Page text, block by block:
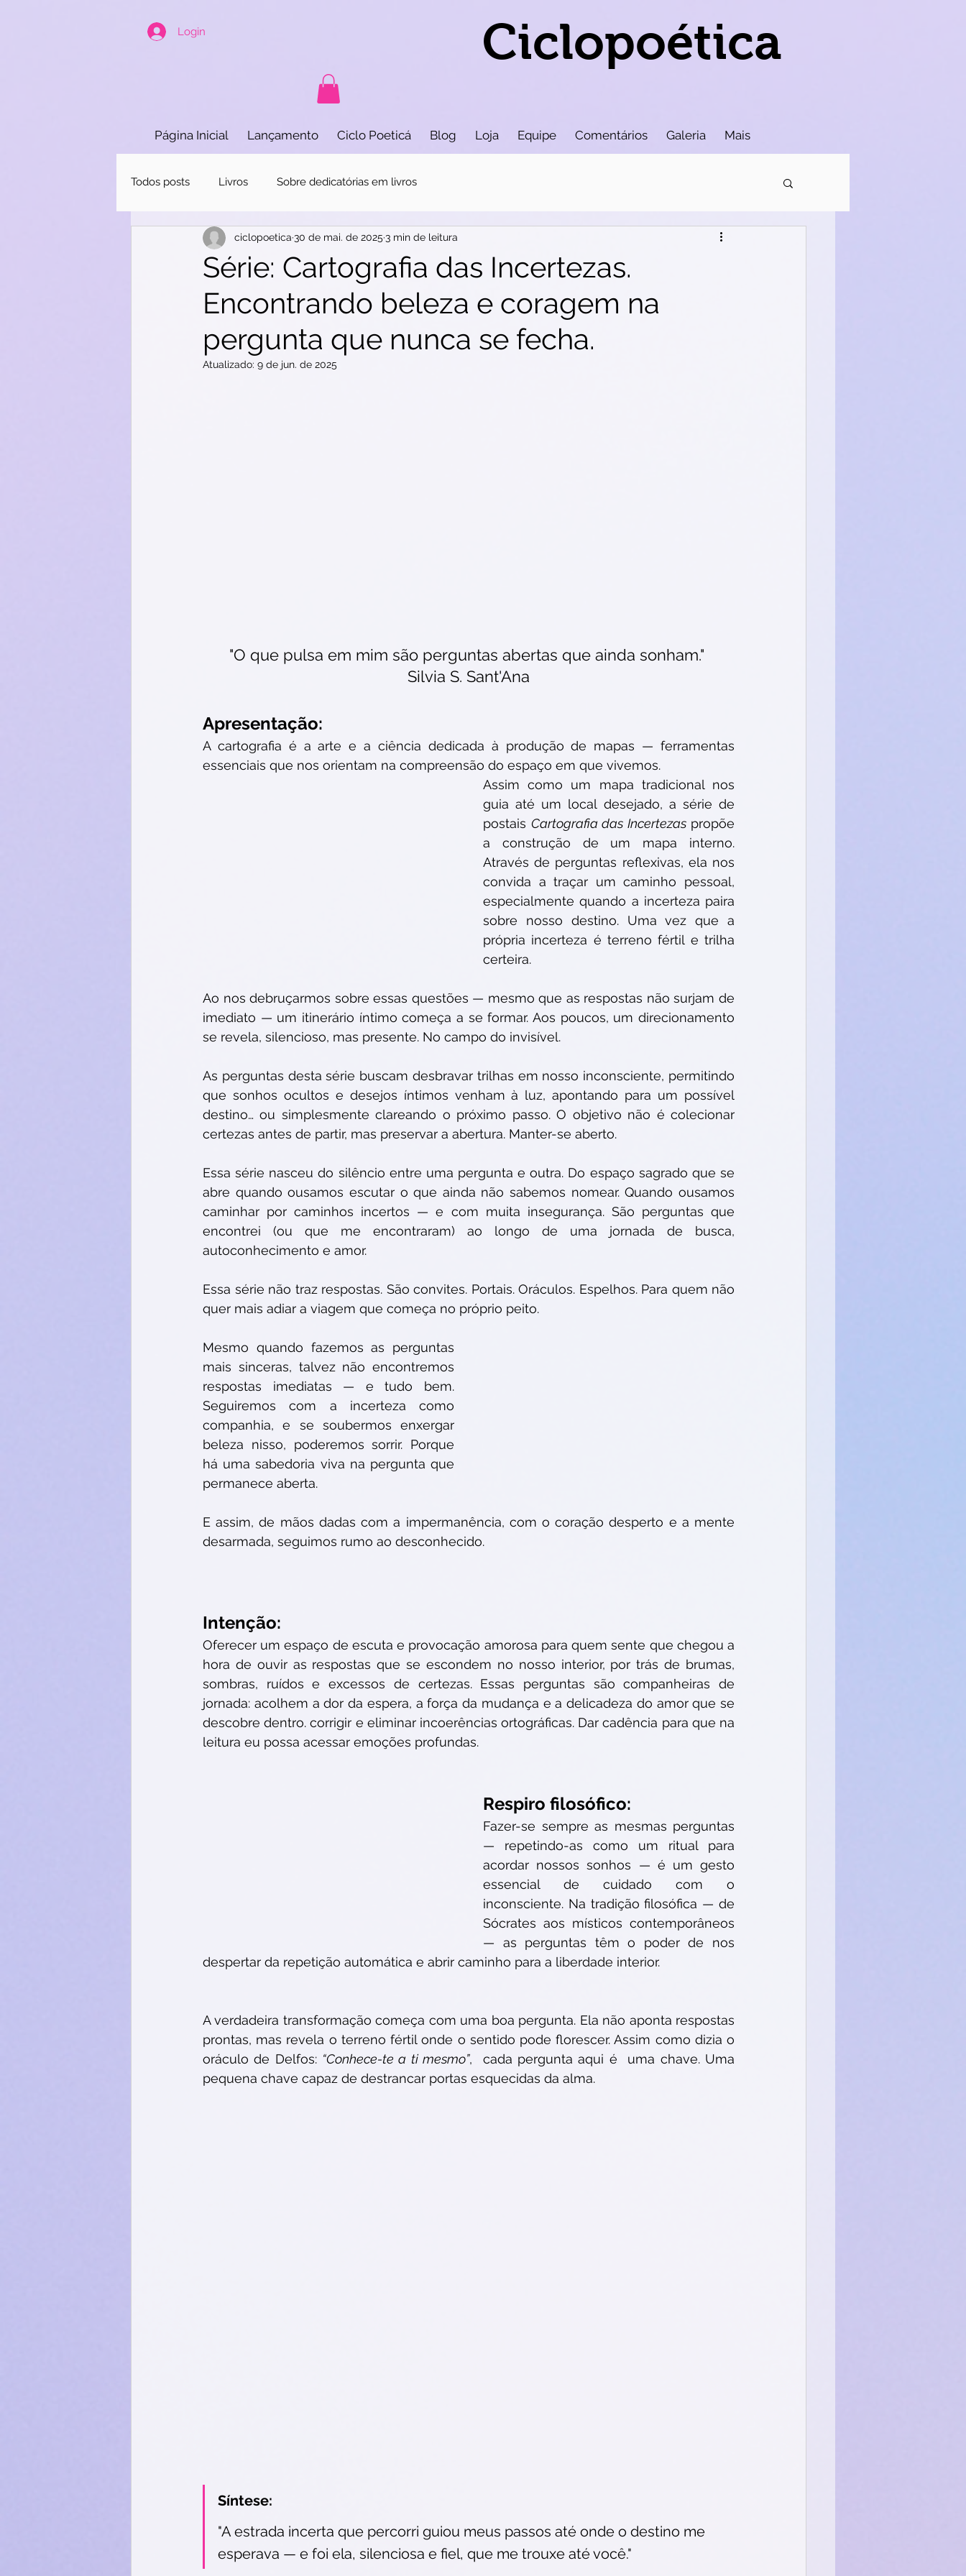
Login Ciclopoética
Página Inicial Lançamento Ciclo Poeticá Blog Loja Equipe Comentários Galeria Mais
Todos posts Livros Sobre dedicatórias em livros
Série: Cartografia das Incertezas.
Encontrando beleza e coragem na
pergunta que nunca se fecha.
ciclopoetica 30 de mai. de 2025 3 min de leitura
Atualizado: 9 de jun. de 2025
"O que pulsa em mim são perguntas abertas que ainda sonham."
Silvia S. Sant'Ana
Apresentação:
A cartografia é a arte e a ciência dedicada à produção de mapas — ferramentas
essenciais que nos orientam na compreensão do espaço em que vivemos.
Assim como um mapa tradicional nos
guia até um local desejado, a série de
postais Cartografia das Incertezas propõe
a construção de um mapa interno.
Através de perguntas reflexivas, ela nos
convida a traçar um caminho pessoal,
especialmente quando a incerteza paira
sobre nosso destino. Uma vez que a
própria incerteza é terreno fértil e trilha
certeira.
Ao nos debruçarmos sobre essas questões — mesmo que as respostas não surjam de
imediato — um itinerário íntimo começa a se formar. Aos poucos, um direcionamento
se revela, silencioso, mas presente. No campo do invisível.
As perguntas desta série buscam desbravar trilhas em nosso inconsciente, permitindo
que sonhos ocultos e desejos íntimos venham à luz, apontando para um possível
destino… ou simplesmente clareando o próximo passo. O objetivo não é colecionar
certezas antes de partir, mas preservar a abertura. Manter-se aberto.
Essa série nasceu do silêncio entre uma pergunta e outra. Do espaço sagrado que se
abre quando ousamos escutar o que ainda não sabemos nomear. Quando ousamos
caminhar por caminhos incertos — e com muita insegurança. São perguntas que
encontrei (ou que me encontraram) ao longo de uma jornada de busca,
autoconhecimento e amor.
Essa série não traz respostas. São convites. Portais. Oráculos. Espelhos. Para quem não
quer mais adiar a viagem que começa no próprio peito.
Mesmo quando fazemos as perguntas
mais sinceras, talvez não encontremos
respostas imediatas — e tudo bem.
Seguiremos com a incerteza como
companhia, e se soubermos enxergar
beleza nisso, poderemos sorrir. Porque
há uma sabedoria viva na pergunta que
permanece aberta.
E assim, de mãos dadas com a impermanência, com o coração desperto e a mente
desarmada, seguimos rumo ao desconhecido.
Intenção:
Oferecer um espaço de escuta e provocação amorosa para quem sente que chegou a
hora de ouvir as respostas que se escondem no nosso interior, por trás de brumas,
sombras, ruídos e excessos de certezas. Essas perguntas são companheiras de
jornada: acolhem a dor da espera, a força da mudança e a delicadeza do amor que se
descobre dentro. corrigir e eliminar incoerências ortográficas. Dar cadência para que na
leitura eu possa acessar emoções profundas.
Respiro filosófico:
Fazer-se sempre as mesmas perguntas
— repetindo-as como um ritual para
acordar nossos sonhos — é um gesto
essencial de cuidado com o
inconsciente. Na tradição filosófica — de
Sócrates aos místicos contemporâneos
— as perguntas têm o poder de nos
despertar da repetição automática e abrir caminho para a liberdade interior.
A verdadeira transformação começa com uma boa pergunta. Ela não aponta respostas
prontas, mas revela o terreno fértil onde o sentido pode florescer. Assim como dizia o
oráculo de Delfos: “Conhece-te a ti mesmo”,  cada pergunta aqui é  uma chave. Uma
pequena chave capaz de destrancar portas esquecidas da alma.
Síntese:
"A estrada incerta que percorri guiou meus passos até onde o destino me
esperava — e foi ela, silenciosa e fiel, que me trouxe até você."